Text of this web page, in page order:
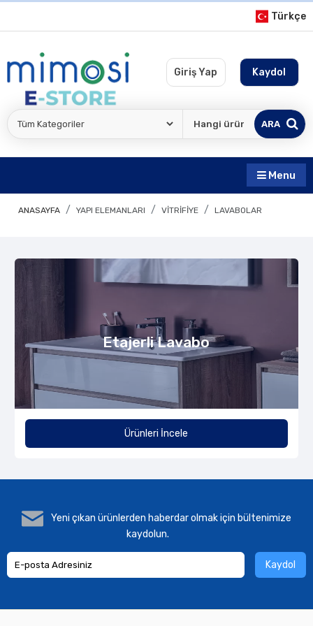
Türkçe
ARA
Giriş Yap Kaydol
Menu
ANASAYFA YAPI ELEMANLARI VITRIFIYE LAVABOLAR
Etajerli Lavabo
Ürünleri İncele
Yeni çıkan ürünlerden haberdar olmak için bültenimize
kaydolun.
Kaydol